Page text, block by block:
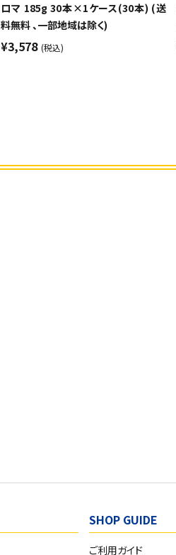
ロマ 185g 30本×1ケース(30本) (送
料無料 、一部地域は除く)
¥3,578 (税込)
SHOP GUIDE
ご利用ガイド